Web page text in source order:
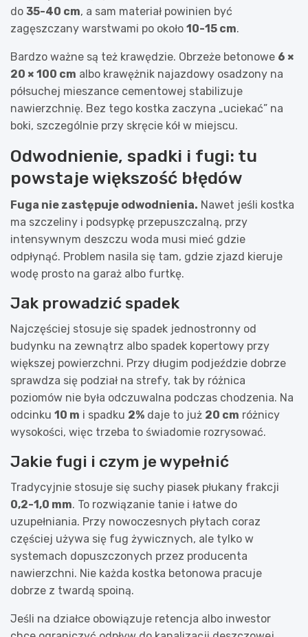
do 35-40 cm, a sam materiał powinien być
zagęszczany warstwami po około 10-15 cm.
Bardzo ważne są też krawędzie. Obrzeże betonowe 6 ×
20 × 100 cm albo krawężnik najazdowy osadzony na
półsuchej mieszance cementowej stabilizuje
nawierzchnię. Bez tego kostka zaczyna „uciekać” na
boki, szczególnie przy skręcie kół w miejscu.
Odwodnienie, spadki i fugi: tu
powstaje większość błędów
Fuga nie zastępuje odwodnienia. Nawet jeśli kostka
ma szczeliny i podsypkę przepuszczalną, przy
intensywnym deszczu woda musi mieć gdzie
odpłynąć. Problem nasila się tam, gdzie zjazd kieruje
wodę prosto na garaż albo furtkę.
Jak prowadzić spadek
Najczęściej stosuje się spadek jednostronny od
budynku na zewnątrz albo spadek kopertowy przy
większej powierzchni. Przy długim podjeździe dobrze
sprawdza się podział na strefy, tak by różnica
poziomów nie była odczuwalna podczas chodzenia. Na
odcinku 10 m i spadku 2% daje to już 20 cm różnicy
wysokości, więc trzeba to świadomie rozrysować.
Jakie fugi i czym je wypełnić
Tradycyjnie stosuje się suchy piasek płukany frakcji
0,2-1,0 mm. To rozwiązanie tanie i łatwe do
uzupełniania. Przy nowoczesnych płytach coraz
częściej używa się fug żywicznych, ale tylko w
systemach dopuszczonych przez producenta
nawierzchni. Nie każda kostka betonowa pracuje
dobrze z twardą spoiną.
Jeśli na działce obowiązuje retencja albo inwestor